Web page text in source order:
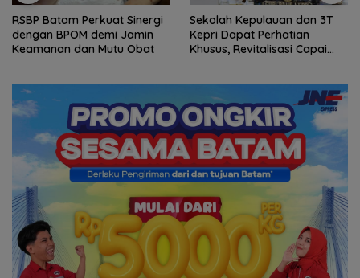
RSBP Batam Perkuat Sinergi
dengan BPOM demi Jamin
Keamanan dan Mutu Obat
Sekolah Kepulauan dan 3T
Kepri Dapat Perhatian
Khusus, Revitalisasi Capai